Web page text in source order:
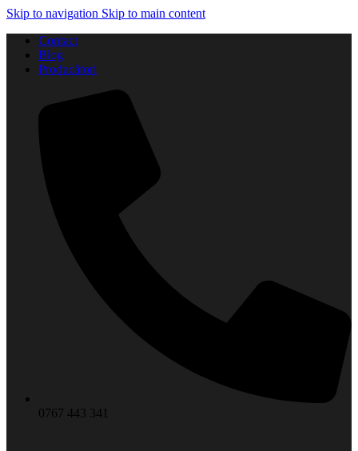
Skip to navigation Skip to main content
Contact
Blog
Producători
0767 443 341